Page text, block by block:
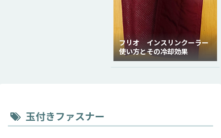
フリオ インスリンクーラー
使い方とその冷却効果
玉付きファスナー